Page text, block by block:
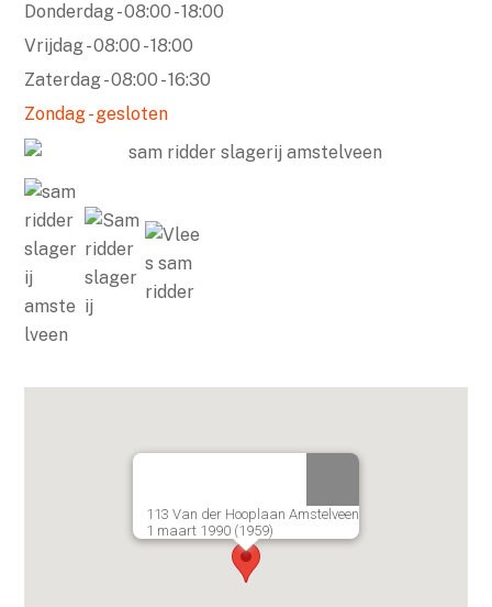
08:00 - 18:00
08:00 - 18:00
08:00 - 16:30
gesloten
113 Van der Hooplaan Amstelveen
1 maart 1990 (1959)